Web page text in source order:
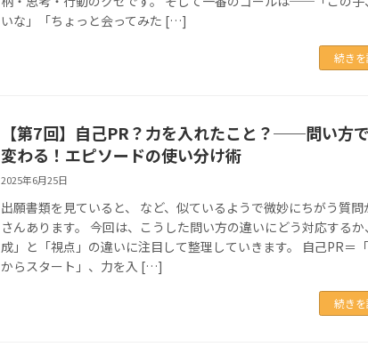
いな」「ちょっと会ってみた […]
続き
【第7回】自己PR？力を入れたこと？──問い方
変わる！エピソードの使い分け術
2025年6月25日
出願書類を見ていると、 など、似ているようで微妙にちがう質問
さんあります。 今回は、こうした問い方の違いにどう対応するか
成」と「視点」の違いに注目して整理していきます。 自己PR＝
からスタート」、力を入 […]
続き